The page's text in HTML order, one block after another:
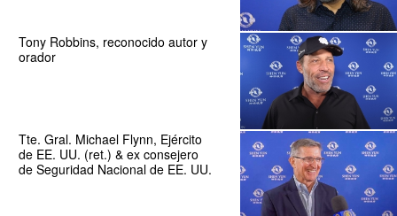
Tony Robbins, reconocido autor y
orador
Tte. Gral. Michael Flynn, Ejército
de EE. UU. (ret.) & ex consejero
de Seguridad Nacional de EE. UU.